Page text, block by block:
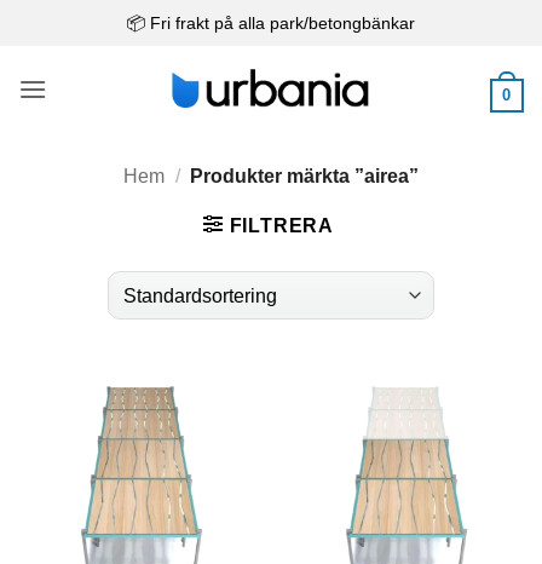
📦 Fri frakt på alla park/betongbänkar
0
Hem / Produkter märkta ”airea”
FILTRERA